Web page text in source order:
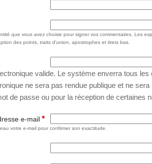
que vous avez choisie pour signer vos commentaires. Les
des points, traits d'union, apostrophes et tirets bas.
valide. Le système enverra tous
ne sera pas rendue publique et ne
de passe ou pour la réception de certaines
e-mail *
votre e-mail pour confirmer son exactitude.